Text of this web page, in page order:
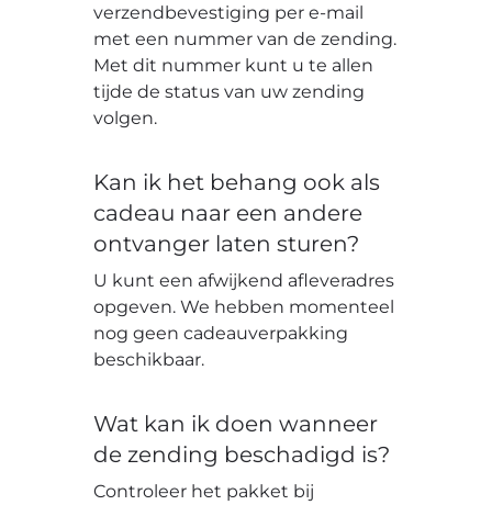
verzendbevestiging per e-mail
met een nummer van de zending.
Met dit nummer kunt u te allen
tijde de status van uw zending
volgen.
Kan ik het behang ook als
cadeau naar een andere
ontvanger laten sturen?
U kunt een afwijkend afleveradres
opgeven. We hebben momenteel
nog geen cadeauverpakking
beschikbaar.
Wat kan ik doen wanneer
de zending beschadigd is?
Controleer het pakket bij